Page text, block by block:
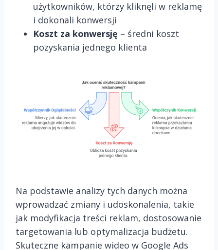
użytkowników, którzy kliknęli w reklamę
i dokonali konwersji
Koszt za konwersję – średni koszt
pozyskania jednego klienta
Na podstawie analizy tych danych można
wprowadzać zmiany i udoskonalenia, takie
jak modyfikacja treści reklam, dostosowanie
targetowania lub optymalizacja budżetu.
Skuteczne kampanie wideo w Google Ads